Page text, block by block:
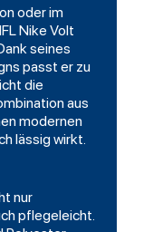
oder im
Nike Volt
seines
passt er zu
die
aus
modernen
lässig wirkt.
nur
pflegeleicht.